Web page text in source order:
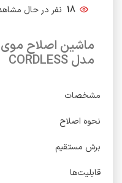
18 نفر در حال
ماشین اصلاح
مدل CORDLESS
مشخصات
نحوه اصلاح
برش مستقیم
قابلیت‌ها